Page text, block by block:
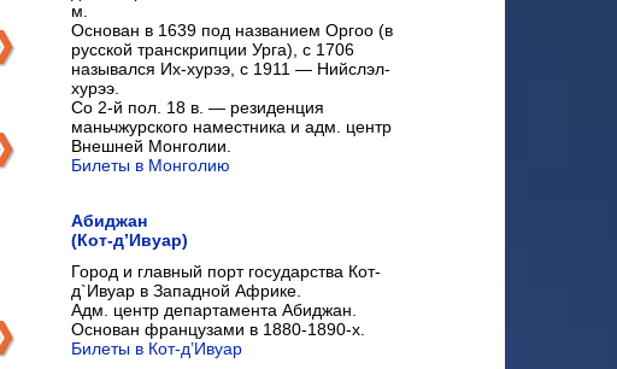
м.
Основан в 1639 под названием Оргоо (в
русской транскрипции Урга), с 1706
назывался Их-хурээ, с 1911 — Нийслэл-
хурээ.
Со 2-й пол. 18 в. — резиденция
маньчжурского наместника и адм. центр
Внешней Монголии.
Билеты в Монголию
Абиджан
(Кот-д’Ивуар)
Город и главный порт государства Кот-
д`Ивуар в Западной Африке.
Адм. центр департамента Абиджан.
Основан французами в 1880-1890-х.
Билеты в Кот-д’Ивуар